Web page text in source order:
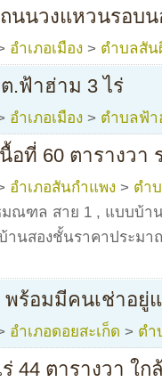
นนวงแหวนรอบน
อำเภอเมือง > ตำบลสัน
.ฟ้าฮ่าม 3 ไร่
อำเภอเมือง > ตำบลฟ้า
อที่ 60 ตารางวา
อำเภอสันกำแพง > ตำ
ณฑล สาย 1 , แบบบ้า
านสองชั้นราคาประม
ร้อมมีคนเช่าอยู่
อำเภอดอยสะเก็ด > ตำ
44 ตารางวา ใ